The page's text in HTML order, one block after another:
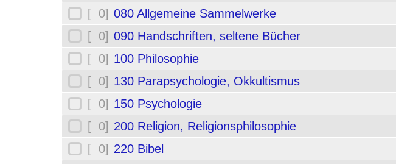
[ 0] 080 Allgemeine Sammelwerke
[ 0] 090 Handschriften, seltene Bücher
[ 0] 100 Philosophie
[ 0] 130 Parapsychologie, Okkultismus
[ 0] 150 Psychologie
[ 0] 200 Religion, Religionsphilosophie
[ 0] 220 Bibel